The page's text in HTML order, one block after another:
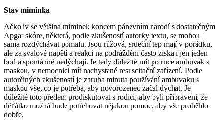
Stav miminka
Ačkoliv se většina miminek koncem pánevním narodí s dostatečným
Apgar skóre, některá, podle zkušeností autorky textu, se mohou
sama rozdýchávat pomalu. Jsou růžová, srdeční tep mají v pořádku,
ale za svalové napětí a reakci na podráždění často získají jen jeden
bod a spontánně nedýchají. Je tedy důležité mít po ruce ambuvak s
maskou, v nemocnici mít nachystané resuscitační zařízení. Podle
autorčiných zkušeností je zhruba minuta používání ambuvaku s
maskou vše, co je potřeba, aby novorozenec začal dýchat. Je
důležité toto předem prodiskutovat s rodiči, aby byli připraveni, že
děťátko možná bude potřebovat nějakou pomoc, aby vše proběhlo
dobře.